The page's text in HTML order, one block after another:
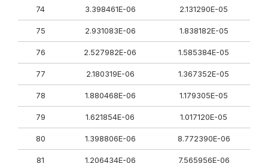
74 3.398461E-06 2.131290E-05
75 2.931083E-06 1.838182E-05
76 2.527982E-06 1.585384E-05
77 2.180319E-06 1.367352E-05
78 1.880468E-06 1.179305E-05
79 1.621854E-06 1.017120E-05
80 1.398806E-06 8.772390E-06
81 1.206434E-06 7.565956E-06